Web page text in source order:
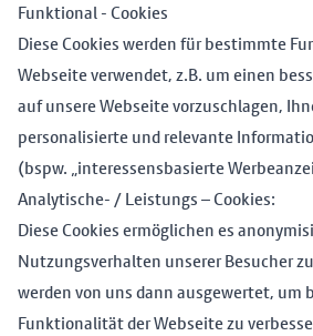
Funktional - Cookies
Diese Cookies werden für bestimmte
Webseite verwendet, z.B. um einen
auf unsere Webseite vorzuschlagen,
personalisierte und relevante
(bspw. „interessensbasierte
Analytische- / Leistungs – Cookies:
Diese Cookies ermöglichen es
Nutzungsverhalten unserer Besucher
werden von uns dann ausgewertet, um
Funktionalität der Webseite zu